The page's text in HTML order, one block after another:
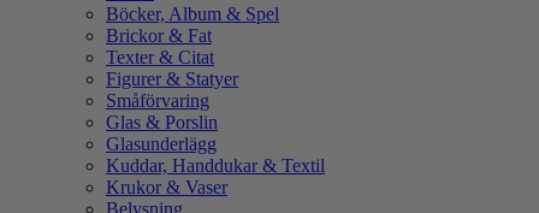
Böcker, Album & Spel
Brickor & Fat
Texter & Citat
Figurer & Statyer
Småförvaring
Glas & Porslin
Glasunderlägg
Kuddar, Handdukar & Textil
Krukor & Vaser
Belysning